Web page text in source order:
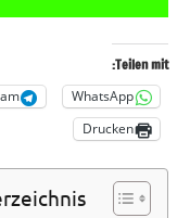
Teilen mit:
WhatsApp
Drucken